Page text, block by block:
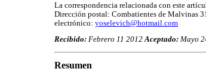
La correspondencia relacionada con este
Dirección postal: Combatientes de Malvinas
electrónico: yoselevich@hotmail.com
Recibido: Febrero 11 2012Aceptado: Mayo
Resumen